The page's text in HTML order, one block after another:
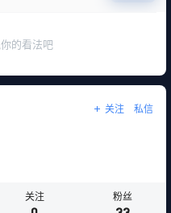
的看法吧
关注 私信
关注 粉丝